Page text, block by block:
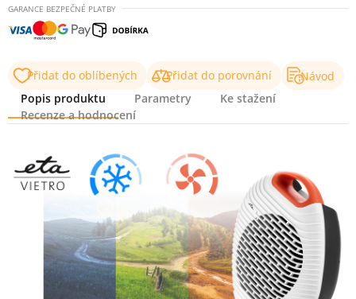
GARANCE BEZPEČNÉ PLATBY
Přidat do oblíbených Přidat do porovnání
Návod
Popis produktu
Parametry
Ke stažení
Recenze a hodnocení
Popis produktu